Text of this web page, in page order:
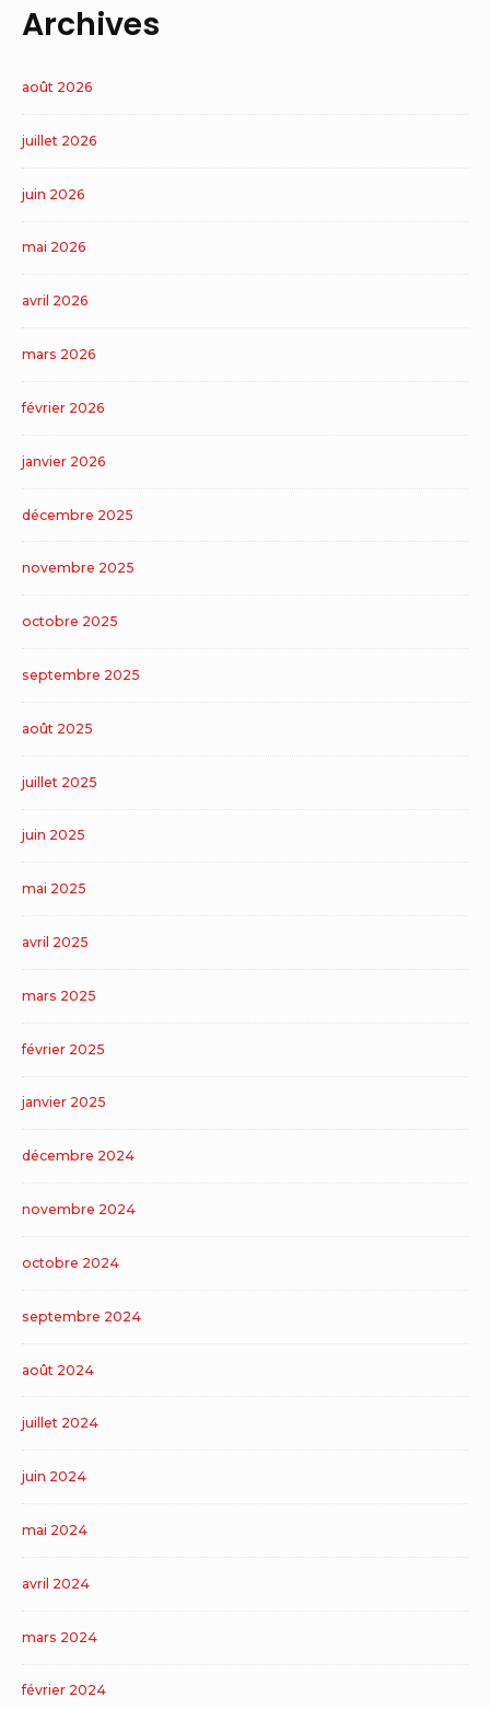
Archives
août 2026
juillet 2026
juin 2026
mai 2026
avril 2026
mars 2026
février 2026
janvier 2026
décembre 2025
novembre 2025
octobre 2025
septembre 2025
août 2025
juillet 2025
juin 2025
mai 2025
avril 2025
mars 2025
février 2025
janvier 2025
décembre 2024
novembre 2024
octobre 2024
septembre 2024
août 2024
juillet 2024
juin 2024
mai 2024
avril 2024
mars 2024
février 2024